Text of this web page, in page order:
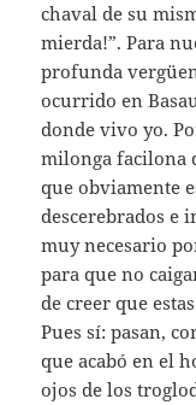
chaval de su
mierda!”. Para
profunda
ocurrido en
donde vivo yo.
milonga facilona
que obviamente
descerebrados e
muy necesario
para que no
de creer que
Pues sí: pasan,
que acabó en el
ojos de los